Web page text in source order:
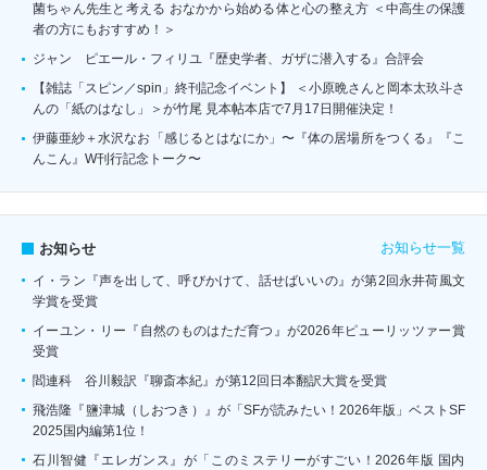
菌ちゃん先生と考える おなかから始める体と心の整え方 ＜中高生の保護
者の方にもおすすめ！＞
ジャン゠ピエール・フィリユ『歴史学者、ガザに潜入する』合評会
【雑誌「スピン／spin」終刊記念イベント】 ＜小原晩さんと岡本太玖斗さ
んの「紙のはなし」＞が竹尾 見本帖本店で7月17日開催決定！
伊藤亜紗＋水沢なお「感じるとはなにか」〜『体の居場所をつくる』『こ
んこん』W刊行記念トーク〜
お知らせ お知らせ一覧
イ・ラン『声を出して、呼びかけて、話せばいいの』が第2回永井荷風文
学賞を受賞
イーユン・リー『自然のものはただ育つ』が2026年ピューリッツァー賞
受賞
閻連科 谷川毅訳『聊斎本紀』が第12回日本翻訳大賞を受賞
飛浩隆『鹽津城（しおつき）』が「SFが読みたい！2026年版」ベストSF
2025国内編第1位！
石川智健『エレガンス』が「このミステリーがすごい！2026年版 国内